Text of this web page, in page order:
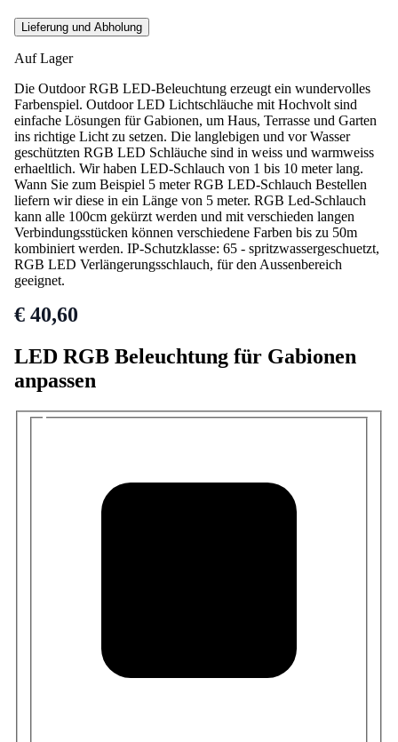
Lieferung und Abholung
Auf Lager
Die Outdoor RGB LED-Beleuchtung erzeugt ein wundervolles
Farbenspiel. Outdoor LED Lichtschläuche mit Hochvolt sind
einfache Lösungen für Gabionen, um Haus, Terrasse und Garten
ins richtige Licht zu setzen. Die langlebigen und vor Wasser
geschützten RGB LED Schläuche sind in weiss und warmweiss
erhaeltlich. Wir haben LED-Schlauch von 1 bis 10 meter lang.
Wann Sie zum Beispiel 5 meter RGB LED-Schlauch Bestellen
liefern wir diese in ein Länge von 5 meter. RGB Led-Schlauch
kann alle 100cm gekürzt werden und mit verschieden langen
Verbindungsstücken können verschiedene Farben bis zu 50m
kombiniert werden. IP-Schutzklasse: 65 - spritzwassergeschuetzt,
RGB LED Verlängerungsschlauch, für den Aussenbereich
geeignet.
€ 40,60
LED RGB Beleuchtung für Gabionen
anpassen